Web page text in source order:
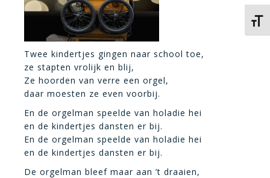
Twee kindertjes gingen naar school toe,
ze stapten vrolijk en blij,
Ze hoorden van verre een orgel,
daar moesten ze even voorbij.
En de orgelman speelde van holadie hei
en de kindertjes dansten er bij.
En de orgelman speelde van holadie hei
en de kindertjes dansten er bij.
De orgelman bleef maar aan ’t draaien,